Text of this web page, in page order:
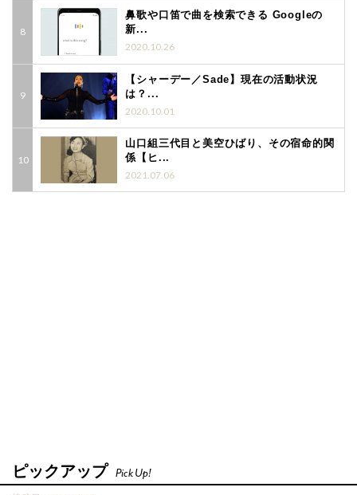
鼻歌や口笛で曲を検索できる Googleの
新...
2020.10.26
【シャーデー／Sade】現在の活動状況
は？...
2020.10.01
山口組三代目と美空ひばり、その宿命的関
係【ヒ...
2021.07.06
ピックアップ Pick Up!